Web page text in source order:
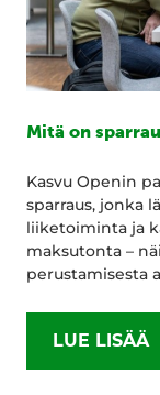
Mitä on
Kasvu Openin
sparraus, jonka
liiketoiminta ja
maksutonta –
perustamisesta
LUE LISÄÄ